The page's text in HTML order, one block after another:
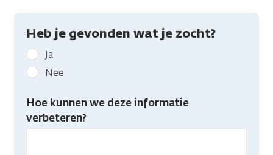
Heb je gevonden wat je zocht?
Geef
kanker.nl
feedback:
Heb
gevonden
Ja
Nee
Hoe kunnen we deze informatie
verbeteren?